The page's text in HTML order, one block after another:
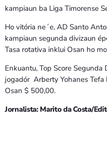
kampiaun ba Liga Timorense
Ho vitória ne´e, AD Santo
kampiaun segunda divizaun
Tasa rotativa inklui Osan ho
Enkuantu, Top Score
jogadór Arberty Yohanes
Osan $ 500,00.
Jornalista: Marito da Costa/